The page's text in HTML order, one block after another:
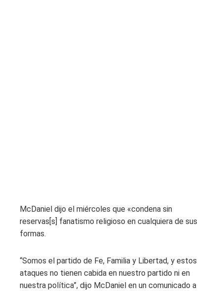
McDaniel dijo el miércoles que «condena sin
reservas[s] fanatismo religioso en cualquiera de sus
formas.
“Somos el partido de Fe, Familia y Libertad, y estos
ataques no tienen cabida en nuestro partido ni en
nuestra política”, dijo McDaniel en un comunicado a